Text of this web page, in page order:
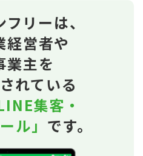
リーは、
経営者や
業主を
れている
集客・
ル」 です。